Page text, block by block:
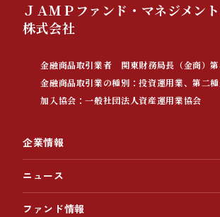
ＪＡＭＰファンド・マネジメント
株式会社
金融商品取引業者 関東財務局長（金商）
金融商品取引業の種別：投資運用業、第二種
加入協会：一般社団法人資産運用業協会
企業情報
ニュース
ファンド情報